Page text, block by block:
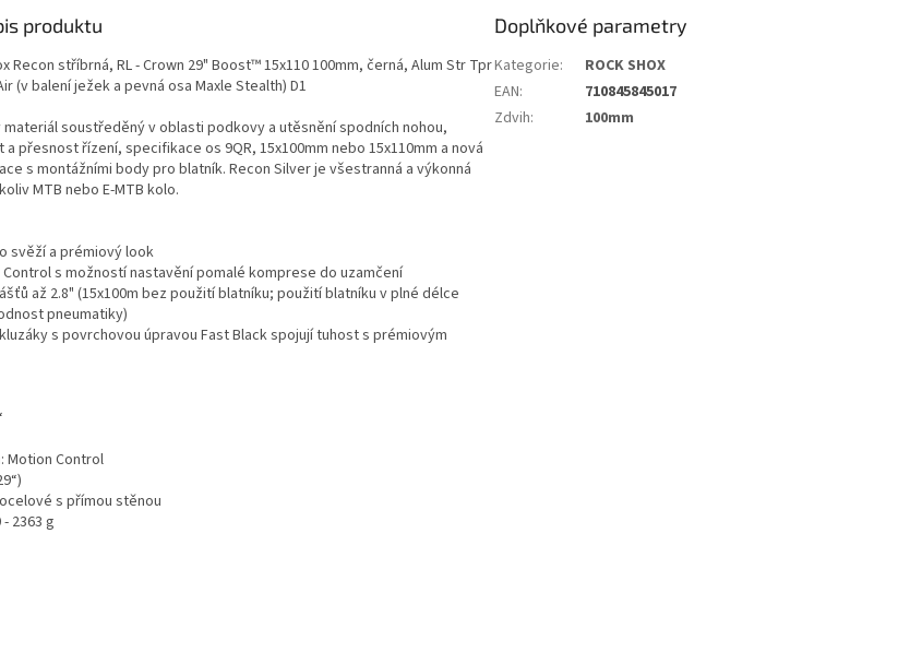
A
produktu
Recon stříbrná, RL - Crown 29" Boost™ 15x110 100mm, černá, Alum Str Tpr
(v balení ježek a pevná osa Maxle Stealth) D1
soustředěný v oblasti podkovy a utěsnění spodních nohou,
přesnost řízení, specifikace os 9QR, 15x100mm nebo 15x110mm a nová
s montážními body pro blatník. Recon Silver je všestranná a výkonná
MTB nebo E-MTB kolo.
svěží a prémiový look
s možností nastavění pomalé komprese do uzamčení
až 2.8" (15x100m bez použití blatníku; použití blatníku v plné délce
pneumatiky)
s povrchovou úpravou Fast Black spojují tuhost s prémiovým
Motion Control
s přímou stěnou
2363 g
Doplňkové parametry
Kategorie:
ROCK SHOX
EAN:
710845845017
Zdvih: 100mm